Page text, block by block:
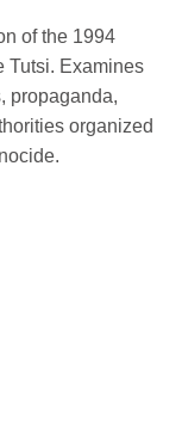
of the 1994
Tutsi. Examines
propaganda,
organized